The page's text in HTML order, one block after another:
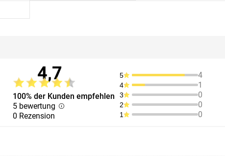
4,7
100% der Kunden empfehlen
5 bewertung
0 Rezension
5 4
4 1
3 0
2 0
1 0